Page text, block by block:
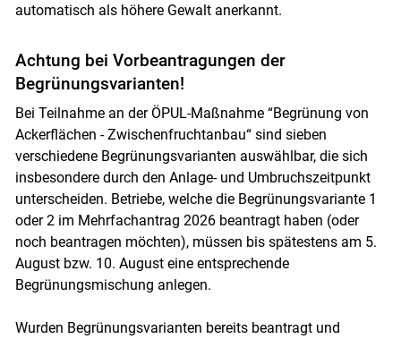
automatisch als höhere Gewalt anerkannt.
Achtung bei Vorbeantragungen der
Begrünungsvarianten!
Bei Teilnahme an der ÖPUL-Maßnahme “Begrünung von
Ackerflächen - Zwischenfruchtanbau“ sind sieben
verschiedene Begrünungsvarianten auswählbar, die sich
insbesondere durch den Anlage- und Umbruchszeitpunkt
unterscheiden. Betriebe, welche die Begrünungsvariante 1
oder 2 im Mehrfachantrag 2026 beantragt haben (oder
noch beantragen möchten), müssen bis spätestens am 5.
August bzw. 10. August eine entsprechende
Begrünungsmischung anlegen.
Wurden Begrünungsvarianten bereits beantragt und